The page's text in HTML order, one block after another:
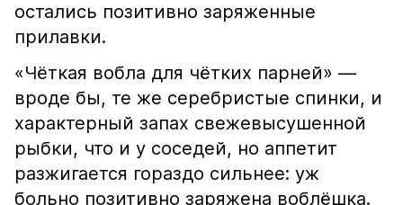
остались позитивно заряженные
прилавки.
«Чёткая вобла для чётких парней» —
вроде бы, те же серебристые спинки, и
характерный запах свежевысушенной
рыбки, что и у соседей, но аппетит
разжигается гораздо сильнее: уж
больно позитивно заряжена воблёшка.